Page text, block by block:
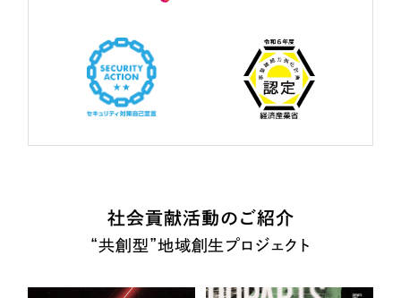
社会貢献活動のご紹介
“共創型”地域創生プロジェクト